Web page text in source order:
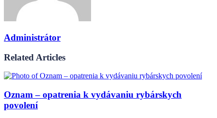
Administrátor
Related Articles
Oznam – opatrenia k vydávaniu rybárskych
povolení